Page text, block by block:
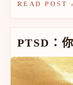
READ POST
PTSD：
PTSD：你不